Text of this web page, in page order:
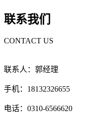
联系我们
CONTACT US
联系人：郭经理
手机：18132326655
电话：0310-6566620